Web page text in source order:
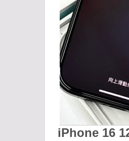
iPhone 16